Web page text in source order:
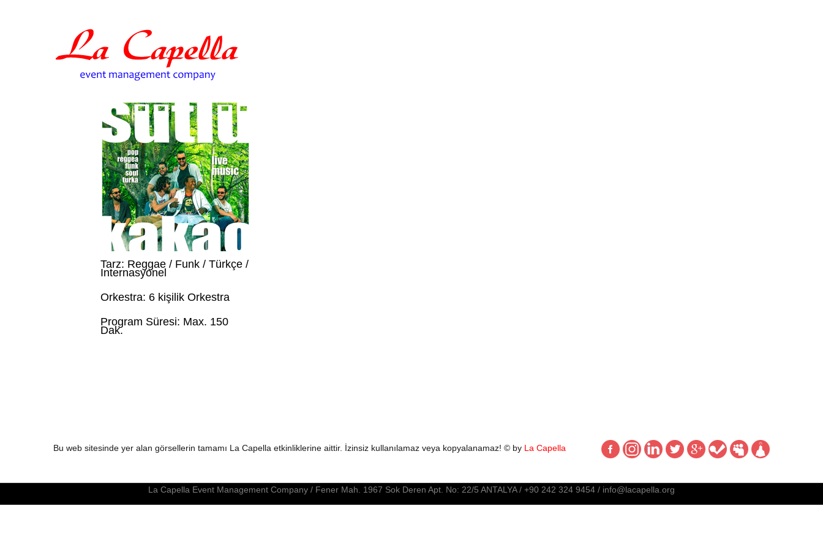
Tarz: Reggae / Funk / Türkçe /
Internasyonel
Orkestra: 6 kişilik Orkestra
Program Süresi: Max. 150
Dak.
Bu web sitesinde yer alan görsellerin tamamı La Capella etkinliklerine aittir. İzinsiz kullanılamaz veya kopyalanamaz! © by La Capella
La Capella Event Management Company / Fener Mah. 1967 Sok Deren Apt. No: 22/5 ANTALYA / +90 242 324 9454 / info@lacapella.org